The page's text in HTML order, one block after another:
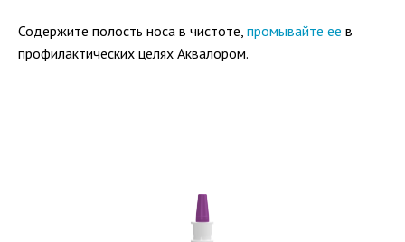
Содержите полость носа в чистоте, промывайте ее в
профилактических целях Аквалором.